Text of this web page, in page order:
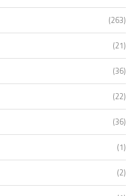
(263)
(21)
(36)
(22)
(36)
(1)
(2)